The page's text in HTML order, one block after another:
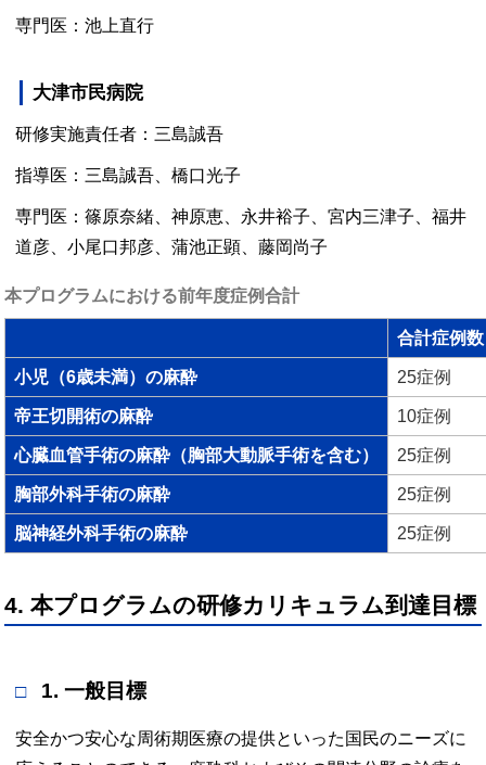
専門医：池上直行
大津市民病院
研修実施責任者：三島誠吾
指導医：三島誠吾、橋口光子
専門医：篠原奈緒、神原恵、永井裕子、宮内三津子、福井
道彦、小尾口邦彦、蒲池正顕、藤岡尚子
本プログラムにおける前年度症例合計
合計症例数
小児（6歳未満）の麻酔 25症例
帝王切開術の麻酔 10症例
心臓血管手術の麻酔（胸部大動脈手術を含む） 25症例
胸部外科手術の麻酔 25症例
脳神経外科手術の麻酔 25症例
4. 本プログラムの研修カリキュラム到達目標
1. 一般目標
安全かつ安心な周術期医療の提供といった国民のニーズに